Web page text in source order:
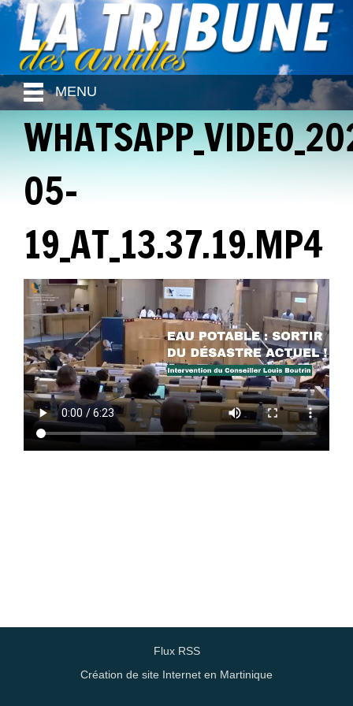
MENU
05-
19_AT_13.37.19.MP4
Flux RSS
Création de site Internet en Martinique